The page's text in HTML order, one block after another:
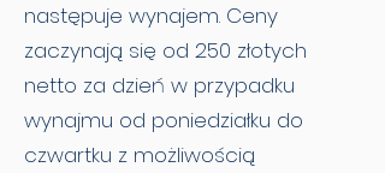
następuje wynajem. Ceny
zaczynają się od 250 złotych
netto za dzień w przypadku
wynajmu od poniedziałku do
czwartku z możliwością